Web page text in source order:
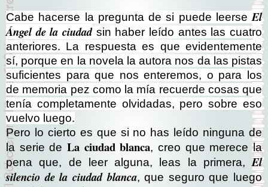
Cabe hacerse la pregunta de si puede leerse El
Ángel de la ciudad sin haber leído antes las cuatro
anteriores. La respuesta es que evidentemente
sí, porque en la novela la autora nos da las pistas
suficientes para que nos enteremos, o para los
de memoria pez como la mía recuerde cosas que
tenía completamente olvidadas, pero sobre eso
vuelvo luego.
Pero lo cierto es que si no has leído ninguna de
la serie de La ciudad blanca, creo que merece la
pena que, de leer alguna, leas la primera, El
silencio de la ciudad blanca, que seguro que luego